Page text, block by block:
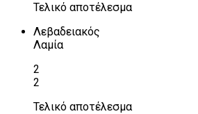
Τελικό αποτέλεσμα
Λεβαδειακός
Λαμία
2
2
Τελικό αποτέλεσμα